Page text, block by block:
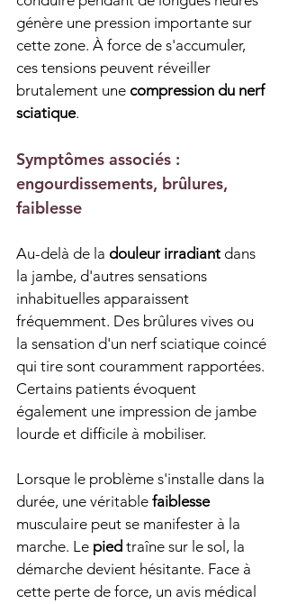
génère une pression importante sur
cette zone. À force de s'accumuler,
ces tensions peuvent réveiller
brutalement une compression du nerf
sciatique.
Symptômes associés :
engourdissements, brûlures,
faiblesse
Au-delà de la douleur irradiant dans
la jambe, d'autres sensations
inhabituelles apparaissent
fréquemment. Des brûlures vives ou
la sensation d'un nerf sciatique coincé
qui tire sont couramment rapportées.
Certains patients évoquent
également une impression de jambe
lourde et difficile à mobiliser.
Lorsque le problème s'installe dans la
durée, une véritable faiblesse
musculaire peut se manifester à la
marche. Le pied traîne sur le sol, la
démarche devient hésitante. Face à
cette perte de force, un avis médical